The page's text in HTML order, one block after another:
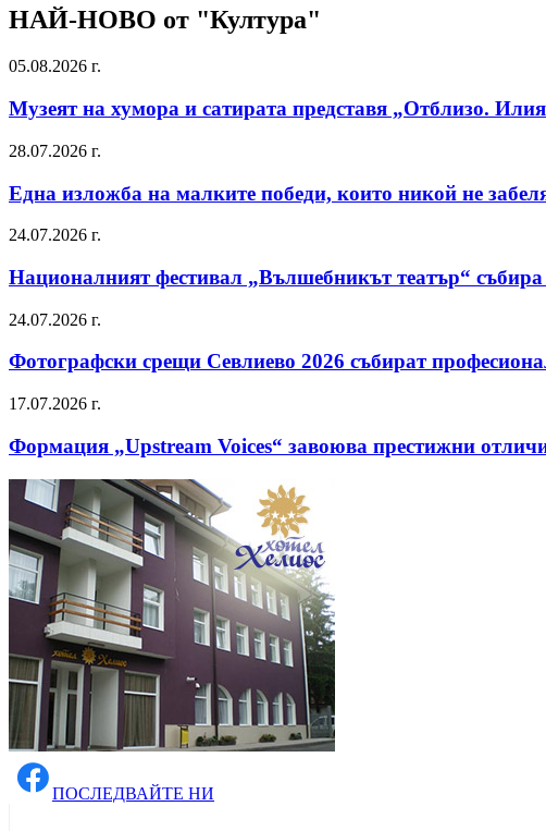
НАЙ-НОВО от "Култура"
05.08.2026 г.
Музеят на хумора и сатирата представя „Отблизо.
28.07.2026 г.
Една изложба на малките победи, които никой не
24.07.2026 г.
Националният фестивал „Вълшебникът театър“ събира
24.07.2026 г.
Фотографски срещи Севлиево 2026 събират
17.07.2026 г.
Формация „Upstream Voices“ завоюва престижни
ПОСЛЕДВАЙТЕ НИ